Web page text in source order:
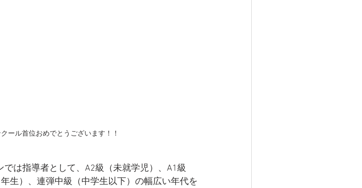
ール首位おめでとうございます！！
は指導者として、A2級（未就学児）、A1級
生）、連弾中級（中学生以下）の幅広い年代を